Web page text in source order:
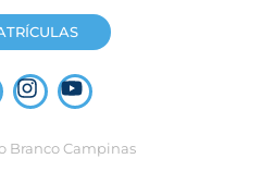
Branco Campinas